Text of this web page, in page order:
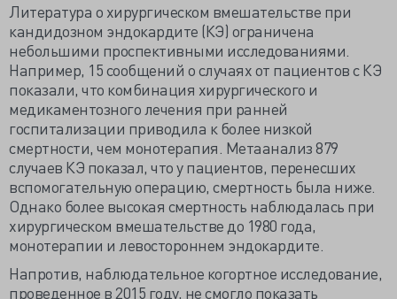
Литература о хирургическом вмешательстве при
кандидозном эндокардите (КЭ) ограничена
небольшими проспективными исследованиями.
Например, 15 сообщений о случаях от пациентов с КЭ
показали, что комбинация хирургического и
медикаментозного лечения при ранней
госпитализации приводила к более низкой
смертности, чем монотерапия. Метаанализ 879
случаев КЭ показал, что у пациентов, перенесших
вспомогательную операцию, смертность была ниже.
Однако более высокая смертность наблюдалась при
хирургическом вмешательстве до 1980 года,
монотерапии и левостороннем эндокардите.
Напротив, наблюдательное когортное исследование,
проведенное в 2015 году, не смогло показать